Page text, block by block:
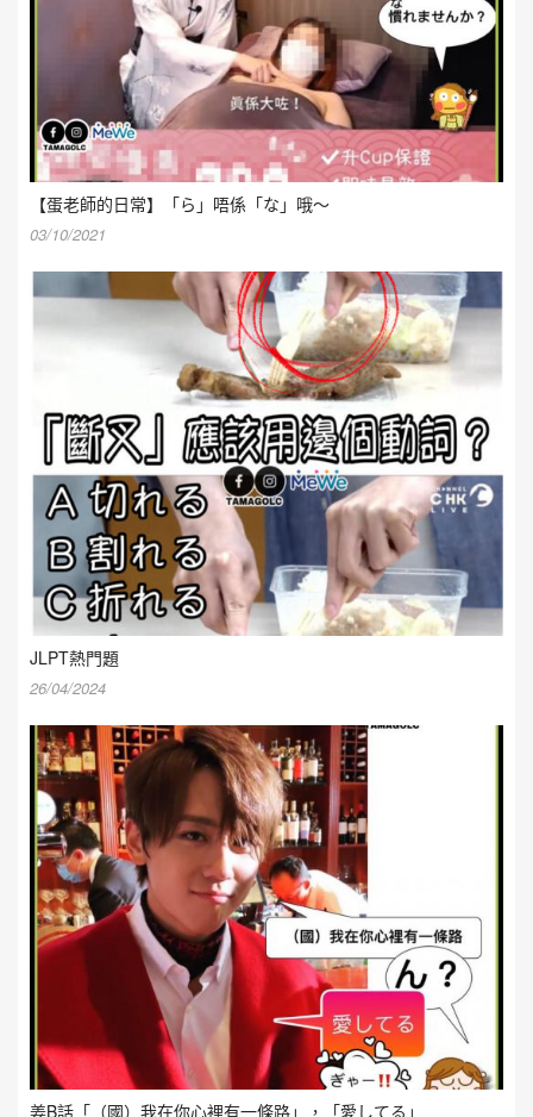
【蛋老師的日常】「ら」唔係「な」哦～
03/10/2021
JLPT熱門題
26/04/2024
姜B話「（國）我在你心裡有一條路」，「愛してる」